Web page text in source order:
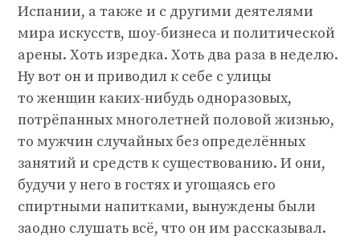
Испании, а также и с другими деятелями
мира искусств, шоу-бизнеса и политической
арены. Хоть изредка. Хоть два раза в неделю.
Ну вот он и приводил к себе с улицы
то женщин каких-нибудь одноразовых,
потрёпанных многолетней половой жизнью,
то мужчин случайных без определённых
занятий и средств к существованию. И они,
будучи у него в гостях и угощаясь его
спиртными напитками, вынуждены были
заодно слушать всё, что он им рассказывал.